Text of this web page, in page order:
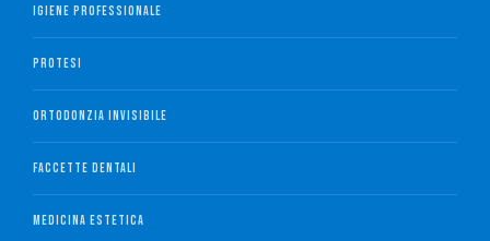
IGIENE PROFESSIONALE
PROTESI
ORTODONZIA INVISIBILE
FACCETTE DENTALI
MEDICINA ESTETICA